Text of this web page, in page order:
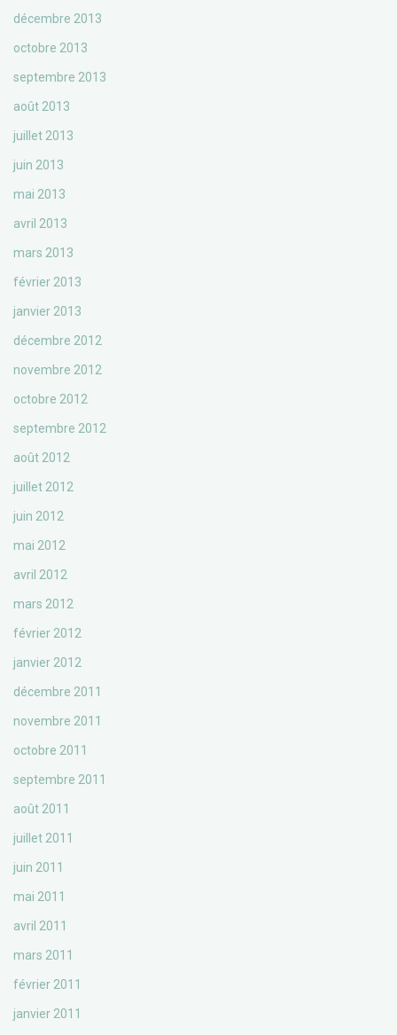
décembre 2013
octobre 2013
septembre 2013
août 2013
juillet 2013
juin 2013
mai 2013
avril 2013
mars 2013
février 2013
janvier 2013
décembre 2012
novembre 2012
octobre 2012
septembre 2012
août 2012
juillet 2012
juin 2012
mai 2012
avril 2012
mars 2012
février 2012
janvier 2012
décembre 2011
novembre 2011
octobre 2011
septembre 2011
août 2011
juillet 2011
juin 2011
mai 2011
avril 2011
mars 2011
février 2011
janvier 2011